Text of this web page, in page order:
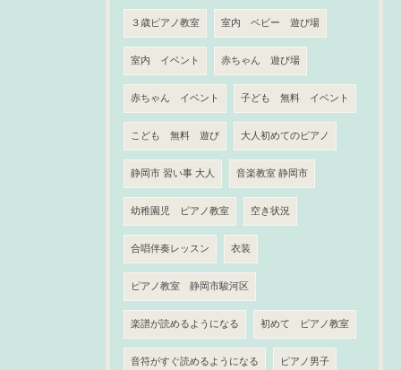
３歳ピアノ教室 室内 ベビー 遊び場
室内 イベント 赤ちゃん 遊び場
赤ちゃん イベント 子ども 無料 イベント
こども 無料 遊び 大人初めてのピアノ
静岡市 習い事 大人 音楽教室 静岡市
幼稚園児 ピアノ教室 空き状況
合唱伴奏レッスン 衣装
ピアノ教室 静岡市駿河区
楽譜が読めるようになる 初めて ピアノ教室
音符がすぐ読めるようになる ピアノ男子